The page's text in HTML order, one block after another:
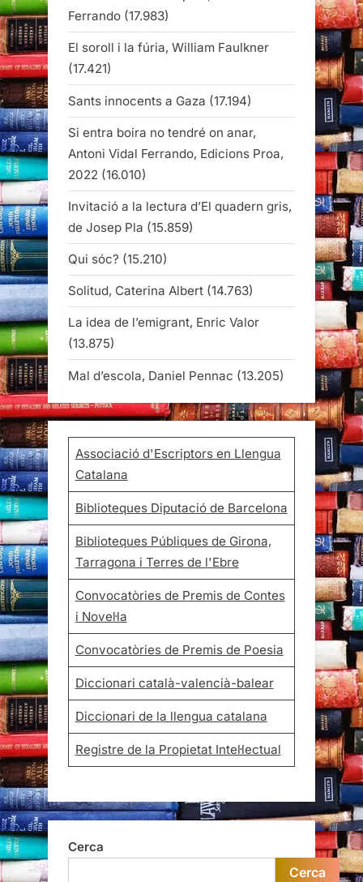
Ferrando (17.983)
El soroll i la fúria, William Faulkner
(17.421)
Sants innocents a Gaza (17.194)
Si entra boira no tendré on anar,
Antoni Vidal Ferrando, Edicions Proa,
2022 (16.010)
Invitació a la lectura d’El quadern gris,
de Josep Pla (15.859)
Qui sóc? (15.210)
Solitud, Caterina Albert (14.763)
La idea de l’emigrant, Enric Valor
(13.875)
Mal d’escola, Daniel Pennac (13.205)
Associació d'Escriptors en Llengua
Catalana
Biblioteques Diputació de Barcelona
Biblioteques Públiques de Girona,
Tarragona i Terres de l'Ebre
Convocatòries de Premis de Contes
i Novel·la
Convocatòries de Premis de Poesia
Diccionari català-valencià-balear
Diccionari de la llengua catalana
Registre de la Propietat Intel·lectual
Cerca
Cerca